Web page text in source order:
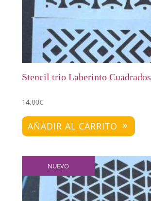
Stencil trio Laberinto Cuadrados
14,00€
AÑADIR AL CARRITO
NUEVO